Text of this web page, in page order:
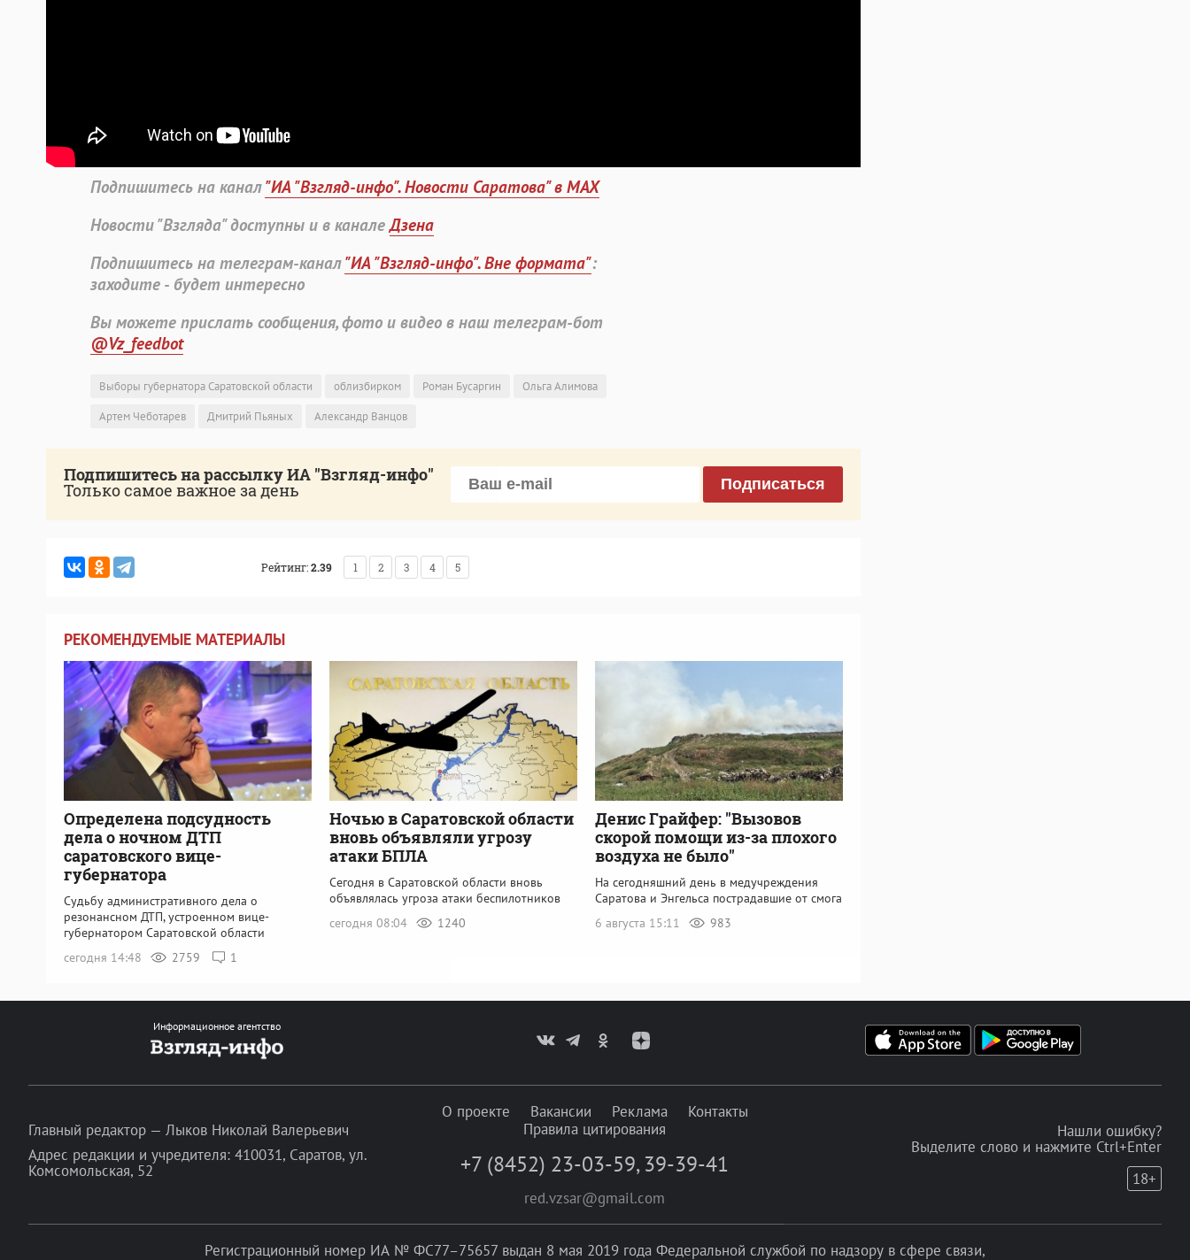
Подпишитесь на канал"ИА "Взгляд-инфо". Новости Саратова" в MAX
Новости "Взгляда" доступны и в каналеДзена
Подпишитесь на телеграм-канал"ИА "Взгляд-инфо". Вне формата":
заходите - будет интересно
Вы можете прислать сообщения, фото и видео в наш телеграм-бот
@Vz_feedbot
Выборы губернатора Саратовской области облизбирком Роман Бусаргин
Ольга Алимова
Артем Чеботарев
Дмитрий Пьяных Александр Ванцов
Подпишитесь на рассылку ИА "Взгляд-инфо"
Только самое важное за день Подписаться
Рейтинг:2.39 1 2 3 4 5
РЕКОМЕНДУЕМЫЕ МАТЕРИАЛЫ
Определена подсудность
дела о ночном ДТП
саратовского вице-
губернатора
Судьбу административного дела о
резонансном ДТП, устроенном вице-
губернатором Саратовской области
сегодня 14:48
2759 1
Ночью в Саратовской области
вновь объявляли угрозу
атаки БПЛА
Сегодня в Саратовской области вновь
объявлялась угроза атаки беспилотников
сегодня 08:04
1240
Денис Грайфер: "Вызовов
скорой помощи из-за плохого
воздуха не было"
На сегодняшний день в медучреждения
Саратова и Энгельса пострадавшие от смога
6 августа 15:11
983
Информационное агентство
Главный редактор — Лыков Николай Валерьевич
Адрес редакции и учредителя: 410031, Саратов, ул.
Комсомольская, 52
О проекте Вакансии Реклама
Контакты
Правила цитирования
+7 (8452) 23-03-59, 39-39-41
red.vzsar@gmail.com
Нашли ошибку?
Выделите слово и нажмите Ctrl+Enter
18+
Регистрационный номер ИА № ФС77–75657 выдан 8 мая 2019 года Федеральной службой по надзору в сфере связи,